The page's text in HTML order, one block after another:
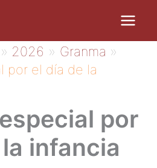
2026
Granma
por el día de la
por
infancia